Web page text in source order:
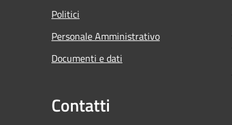
Politici
Personale Amministrativo
Documenti e dati
Contatti